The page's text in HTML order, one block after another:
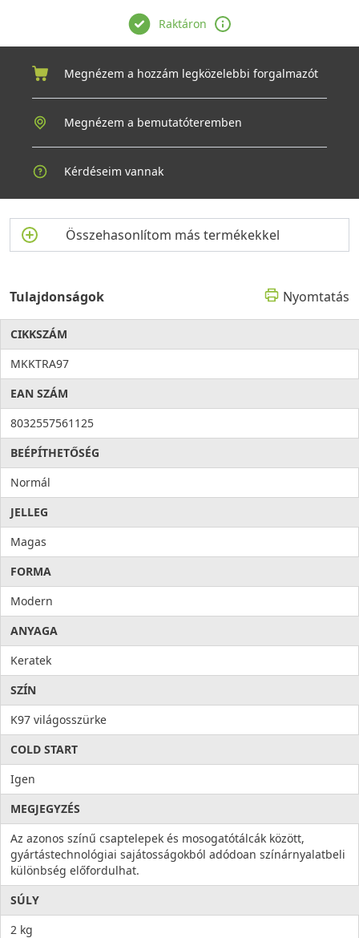
Raktáron
Megnézem a hozzám legközelebbi forgalmazót
Megnézem a bemutatóteremben
Kérdéseim vannak
Összehasonlítom más termékekkel
Tulajdonságok Nyomtatás
CIKKSZÁM
MKKTRA97
EAN SZÁM
8032557561125
BEÉPÍTHETŐSÉG
Normál
JELLEG
Magas
FORMA
Modern
ANYAGA
Keratek
SZÍN
K97 világosszürke
COLD START
Igen
MEGJEGYZÉS
Az azonos színű csaptelepek és mosogatótálcák között,
gyártástechnológiai sajátosságokból adódoan színárnyalatbeli
különbség előfordulhat.
SÚLY
2 kg